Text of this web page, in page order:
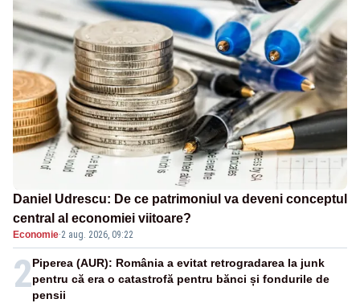
Daniel Udrescu: De ce patrimoniul va deveni conceptul
central al economiei viitoare?
Economie·2 aug. 2026, 09:22
2Piperea (AUR): România a evitat retrogradarea la junk
pentru că era o catastrofă pentru bănci și fondurile de
pensii